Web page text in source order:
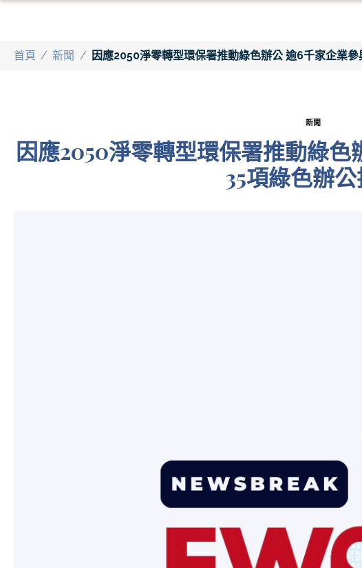
首頁 / 新聞 / 因應2050淨零轉型環保署推動綠色辦公 逾6千家企業
新聞
因應2050淨零轉型環保署推動綠
35項綠色辦